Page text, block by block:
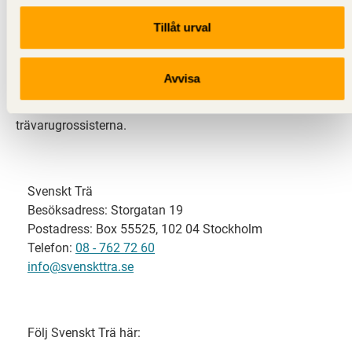
Tillåt urval
Avvisa
Svenskt Trä representerar svensk sågverksindustri
och är en del av branschorganisationen
svensk limträ-, KL-trä- och förpackningsindustri samt
trävarugrossisterna.
Svenskt Trä
Besöksadress: Storgatan 19
Postadress: Box 55525, 102 04 Stockholm
Telefon: 08 - 762 72 60
info@svenskttra.se
Följ Svenskt Trä här: